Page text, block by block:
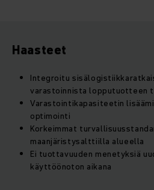
Haasteet
Integroitu
varastoinnista lopputuotteen
Varastointikapasiteetin
optimointi
Korkeimmat
maanjäristysalttiilla alueella
Ei tuottavuuden menetyksiä
käyttöönoton aikana